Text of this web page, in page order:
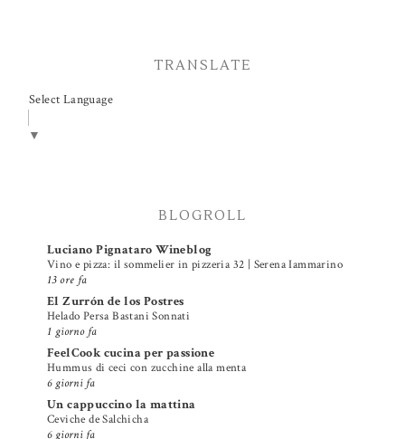
TRANSLATE
Select Language
▼
BLOGROLL
Luciano Pignataro Wineblog
Vino e pizza: il sommelier in pizzeria 32 | Serena Iammarino
13 ore fa
El Zurrón de los Postres
Helado Persa Bastani Sonnati
1 giorno fa
FeelCook cucina per passione
Hummus di ceci con zucchine alla menta
6 giorni fa
Un cappuccino la mattina
Ceviche de Salchicha
6 giorni fa